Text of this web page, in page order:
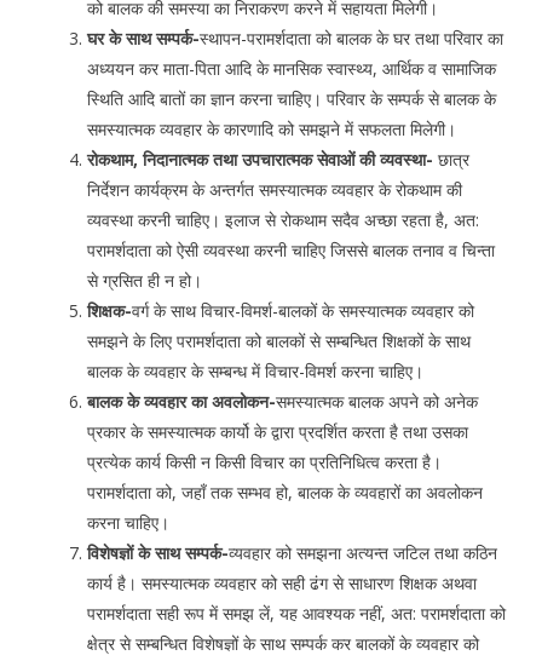
को बालक की समस्या का निराकरण करने में सहायता मिलेगी।
घर के साथ सम्पर्क-स्थापन-परामर्शदाता को बालक के घर तथा परिवार का
अध्ययन कर माता-पिता आदि के मानसिक स्वास्थ्य, आर्थिक व सामाजिक
स्थिति आदि बातों का ज्ञान करना चाहिए। परिवार के सम्पर्क से बालक के
समस्यात्मक व्यवहार के कारणादि को समझने में सफलता मिलेगी।
रोकथाम, निदानात्मक तथा उपचारात्मक सेवाओं की व्यवस्था- छात्र
निर्देशन कार्यक्रम के अन्तर्गत समस्यात्मक व्यवहार के रोकथाम की
व्यवस्था करनी चाहिए। इलाज से रोकथाम सदैव अच्छा रहता है, अत:
परामर्शदाता को ऐसी व्यवस्था करनी चाहिए जिससे बालक तनाव व चिन्ता
से ग्रसित ही न हो।
शिक्षक-वर्ग के साथ विचार-विमर्श-बालकों के समस्यात्मक व्यवहार को
समझने के लिए परामर्शदाता को बालकों से सम्बन्धित शिक्षकों के साथ
बालक के व्यवहार के सम्बन्ध में विचार-विमर्श करना चाहिए।
बालक के व्यवहार का अवलोकन-समस्यात्मक बालक अपने को अनेक
प्रकार के समस्यात्मक कार्यो के द्वारा प्रदर्शित करता है तथा उसका
प्रत्येक कार्य किसी न किसी विचार का प्रतिनिधित्व करता है।
परामर्शदाता को, जहाँ तक सम्भव हो, बालक के व्यवहारों का अवलोकन
करना चाहिए।
विशेषज्ञों के साथ सम्पर्क-व्यवहार को समझना अत्यन्त जटिल तथा कठिन
कार्य है। समस्यात्मक व्यवहार को सही ढंग से साधारण शिक्षक अथवा
परामर्शदाता सही रूप में समझ लें, यह आवश्यक नहीं, अत: परामर्शदाता को
क्षेत्र से सम्बन्धित विशेषज्ञों के साथ सम्पर्क कर बालकों के व्यवहार को